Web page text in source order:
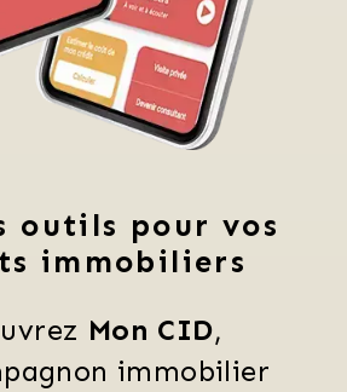
outils pour vos
immobiliers
Mon CID,
immobilier